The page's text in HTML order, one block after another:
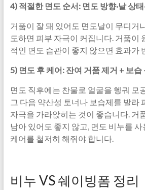
4) 적절한 면도 순서: 면도 방향·날 상
거품이 잘 돼 있어도 면도날이 무디거
도하면 피부 자극이 커집니다. 거품이
적인 면도 습관이 좋지 않으면 효과가
5) 면도 후 케어: 잔여 거품 제거 + 보
면도 직후에는 찬물로 얼굴을 헹궈 모
그 다음 약산성 토너나 보습제를 발라
자극을 가라앉히는 것이 좋습니다. 거
남아 있어도 좋지 않고, 면도 비누를
케어를 철저히 해줘야 합니다.
비누 VS 쉐이빙폼 정리